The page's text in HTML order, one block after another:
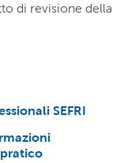
di revisione della
SEFRI